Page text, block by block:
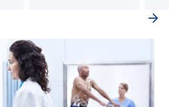
arrow_forward